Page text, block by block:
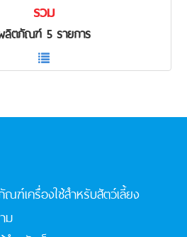
รวม
ลิตภัณฑ์ 5 รายการ
ฑ์เครื่องใช้สำหรับสัตว์เลี้ยง
ม